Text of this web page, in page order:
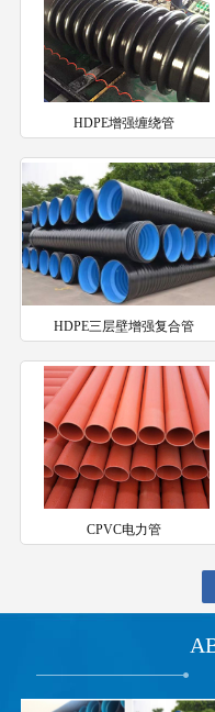
HDPE增强缠绕管
HDPE三层壁增强复合管
CPVC电力管